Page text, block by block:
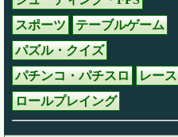
スポーツ
テーブルゲーム
パズル・クイズ
パチンコ・パチスロ
レース
ロールプレイング